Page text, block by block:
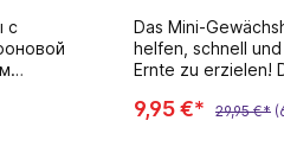
с
Das Mini-
helfen, schnell
Ernte zu erzielen!
und Effizienz der
9,95 €* 29,95 €*